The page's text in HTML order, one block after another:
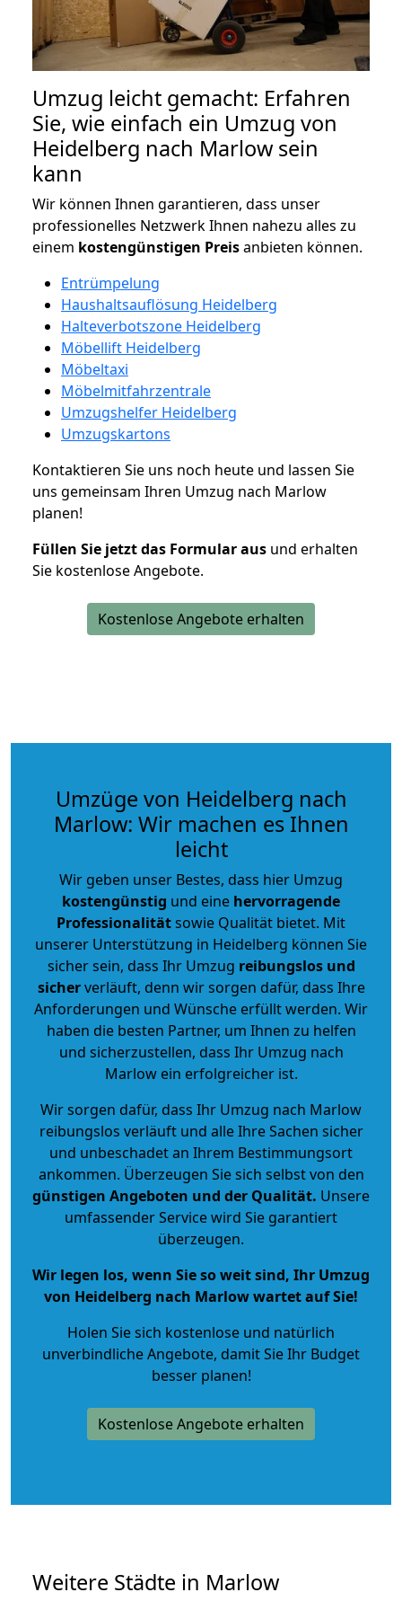
Umzug leicht gemacht: Erfahren
Sie, wie einfach ein Umzug von
Heidelberg nach Marlow sein
kann
Wir können Ihnen garantieren, dass unser
professionelles Netzwerk Ihnen nahezu alles zu
einem kostengünstigen Preisanbieten können.
Entrümpelung
Haushaltsauflösung Heidelberg
Halteverbotszone Heidelberg
Möbellift Heidelberg
Möbeltaxi
Möbelmitfahrzentrale
Umzugshelfer Heidelberg
Umzugskartons
Kontaktieren Sie uns noch heute und lassen Sie
uns gemeinsam Ihren Umzug nach Marlow
planen!
Füllen Sie jetzt das Formular aus und erhalten
Sie kostenlose Angebote.
Kostenlose Angebote erhalten
Umzüge von Heidelberg nach
Marlow: Wir machen es Ihnen
leicht
Wir geben unser Bestes, dass hier Umzug
kostengünstig und eine hervorragende
Professionalitätsowie Qualität bietet. Mit
unserer Unterstützung in Heidelberg können Sie
sicher sein, dass Ihr Umzug reibungslos und
sicherverläuft, denn wir sorgen dafür, dass Ihre
Anforderungen und Wünsche erfüllt werden. Wir
haben die besten Partner, um Ihnen zu helfen
und sicherzustellen, dass Ihr Umzug nach
Marlow ein erfolgreicher ist.
Wir sorgen dafür, dass Ihr Umzug nach Marlow
reibungslos verläuft und alle Ihre Sachen sicher
und unbeschadet an Ihrem Bestimmungsort
ankommen. Überzeugen Sie sich selbst von den
günstigen Angeboten und der Qualität. Unsere
umfassender Service wird Sie garantiert
überzeugen.
Wir legen los, wenn Sie so weit sind, Ihr Umzug
von Heidelberg nach Marlow wartet auf Sie!
Holen Sie sich kostenlose und natürlich
unverbindliche Angebote, damit Sie Ihr Budget
besser planen!
Kostenlose Angebote erhalten
Weitere Städte in Marlow